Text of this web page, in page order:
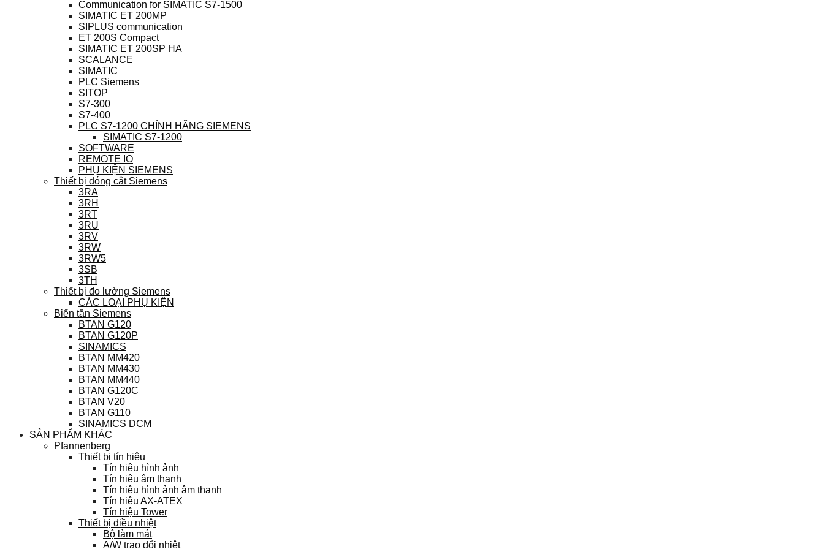
Communication for SIMATIC S7-1500
SIMATIC ET 200MP
SIPLUS communication
ET 200S Compact
SIMATIC ET 200SP HA
SCALANCE
SIMATIC
PLC Siemens
SITOP
S7-300
S7-400
PLC S7-1200 CHÍNH HÃNG SIEMENS
SIMATIC S7-1200
SOFTWARE
REMOTE IO
PHỤ KIỆN SIEMENS
Thiết bị đóng cắt Siemens
3RA
3RH
3RT
3RU
3RV
3RW
3RW5
3SB
3TH
Thiết bị đo lường Siemens
CÁC LOẠI PHỤ KIỆN
Biến tần Siemens
BTAN G120
BTAN G120P
SINAMICS
BTAN MM420
BTAN MM430
BTAN MM440
BTAN G120C
BTAN V20
BTAN G110
SINAMICS DCM
SẢN PHẨM KHÁC
Pfannenberg
Thiết bị tín hiệu
Tín hiệu hình ảnh
Tín hiệu âm thanh
Tín hiệu hình ảnh âm thanh
Tín hiệu AX-ATEX
Tín hiệu Tower
Thiết bị điều nhiệt
Bộ làm mát
A/W trao đổi nhiệt